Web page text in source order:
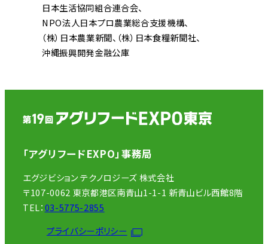
日本生活協同組合連合会
NPO法人日本プロ農業総合支援機構
（株）日本農業新聞 （株）日本食糧新聞社
沖縄振興開発金融公庫
「アグリフードEXPO」事務局
エグジビション テクノロジーズ 株式会社
〒107-0062 東京都港区南青山1-1-1 新青山ビル西館8階
TEL：03-5775-2855
プライバシーポリシー